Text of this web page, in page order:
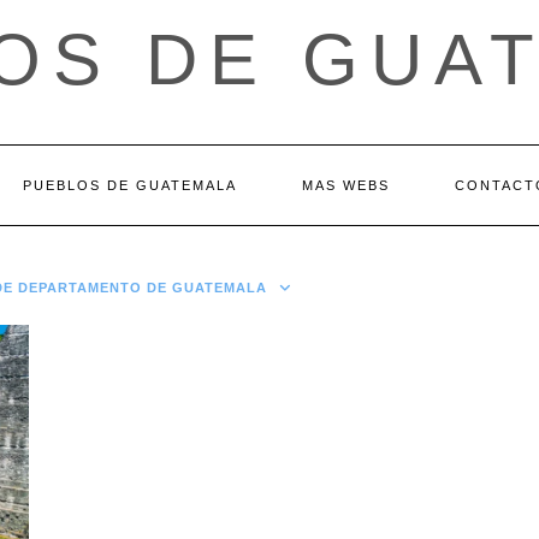
DE
PUEBLOS DE GUATEMALA MAS WEBS
DEPARTAMENTO DE GUATEMALA